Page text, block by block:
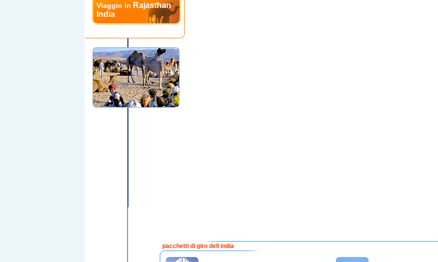
Viaggio in Rajasthan
India
pacchetti di giro dell india